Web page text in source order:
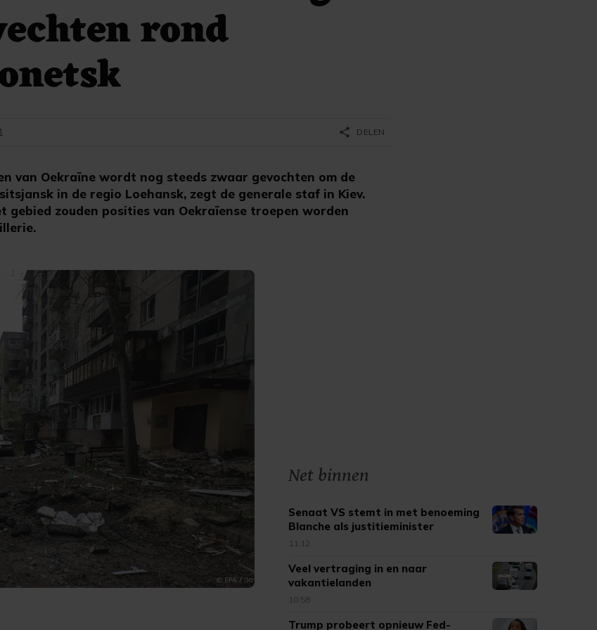
rond
van Oekraïne wordt nog steeds zwaar gevochten om de
in de regio Loehansk, zegt de generale staf in Kiev.
gebied zouden posities van Oekraïense troepen worden
share DELEN
Net binnen
Senaat VS stemt in met benoeming
Blanche als justitieminister
11:12
Veel vertraging in en naar
vakantielanden
10:58
Trump probeert opnieuw Fed-